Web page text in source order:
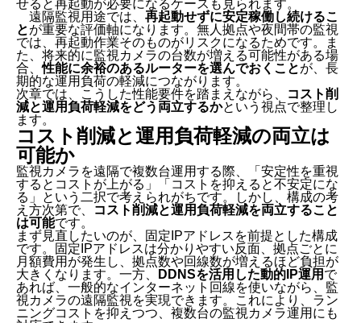
せると再起動が必要になるケースも見られます。
遠隔監視用途では、 再起動せずに安定稼働し続けるこ
とが重要な評価軸になります。無人拠点や夜間帯の監視
では、再起動作業そのものがリスクになるためです。ま
た、将来的に監視カメラの台数が増える可能性がある場
合、性能に余裕のあるルーターを選んでおくことが、長
期的な運用負荷の軽減につながります。
次章では、こうした性能要件を踏まえながら、
コスト削
減と運用負荷軽減をどう両立するかという視点で整理し
ます。
コスト削減と運用負荷軽減の両立は
可能か
監視カメラを遠隔で複数台運用する際、「安定性を重視
するとコストが上がる」「コストを抑えると不安定にな
る」という二択で考えられがちです。しかし、構成の考
え方次第で、
コスト削減と運用負荷軽減を両立すること
は可能です。
まず見直したいのが、固定IPアドレスを前提とした構成
です。固定IPアドレスは分かりやすい反面、拠点ごとに
月額費用が発生し、拠点数や回線数が増えるほど負担が
大きくなります。一方、
DDNSを活用した動的IP運用 で
あれば、一般的なインターネット回線を使いながら、監
視カメラの遠隔監視を実現できます。これにより、ラン
ニングコストを抑えつつ、複数台の監視カメラ運用にも